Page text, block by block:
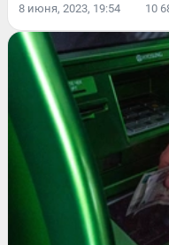
8 июня, 2023, 19:54 10